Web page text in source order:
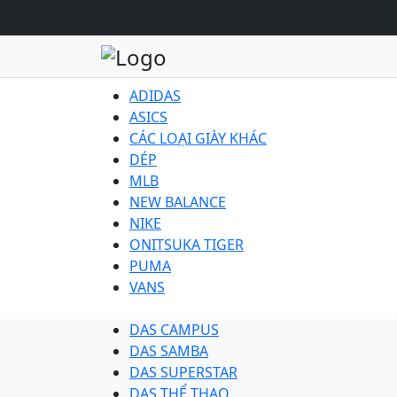
ADIDAS
ASICS
CÁC LOẠI GIÀY KHÁC
DÉP
MLB
NEW BALANCE
NIKE
ONITSUKA TIGER
PUMA
VANS
DAS CAMPUS
DAS SAMBA
DAS SUPERSTAR
DAS THỂ THAO